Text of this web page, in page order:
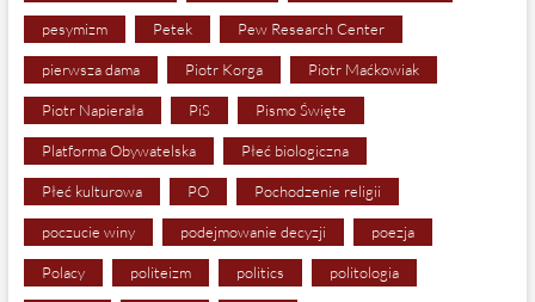
pesymizm Petek Pew Research Center
pierwsza dama Piotr Korga Piotr Maćkowiak
Piotr Napierała PiS Pismo Święte
Platforma Obywatelska Płeć biologiczna
Płeć kulturowa PO Pochodzenie religii
poczucie winy podejmowanie decyzji poezja
Polacy politeizm politics politologia